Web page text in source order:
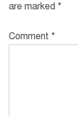
are marked *
Comment *